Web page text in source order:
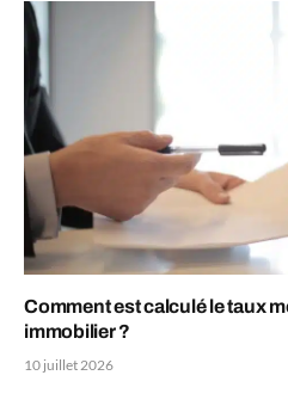
Comment est calculé le taux
immobilier ?
10 juillet 2026